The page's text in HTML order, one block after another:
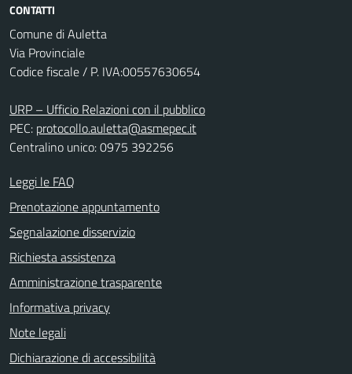
CONTATTI
Comune di Auletta
Via Provinciale
Codice fiscale / P. IVA:00557630654
URP – Ufficio Relazioni con il pubblico
PEC: protocollo.auletta@asmepec.it
Centralino unico: 0975 392256
Leggi le FAQ
Prenotazione appuntamento
Segnalazione disservizio
Richiesta assistenza
Amministrazione trasparente
Informativa privacy
Note legali
Dichiarazione di accessibilità